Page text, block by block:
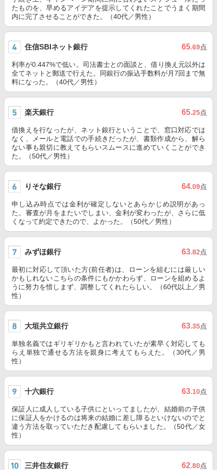
たものを、早めるアイデアを提示してくれたことでうまく期間
内に完了させることができた。（40代／男性）
住信SBIネット銀行 65.69点
利率が0.447%で低い。司法書士との面談と、借り換え元以外は
全てネットと郵送で行えた。同銀行の振込手数料が月7回まで無
料になった。（40代／男性）
楽天銀行 65.25点
借換えを行なったが、ネット銀行ということで、窓口対応では
なく、メールと電話での手続きだったが、書類作成から、解ら
ない事も親切に教えてもらいスムースに進めていくことができ
た。（50代／男性）
りそな銀行 64.09点
申し込み時点では金利が確定しないとあらかじめ説明があっ
た。審査が月をまたいでしまい、金利が変わったが、さらに低
くなって約定できたので、よかった。（50代／男性）
みずほ銀行 63.82点
最初に対応して頂いた方(前任者)は、ローンを組むには厳しい
かもしれないこちらの条件にもかかわらず、ローンを組めるよ
うに努力を惜しまず、調整してくれたらしい。（60代以上／男
性）
大垣共立銀行 63.35点
単独名義ではギリギリかもと言われていたが素早く対応しても
らえ単独で通せる方法を親身に考えてもらえた。（30代／男
性）
十六銀行 63.10点
保証人に成人している子供にといってましたが、結婚前の子供
に保証人をかけるのは将来の結婚に差し障るといけないのでと
違う方法を取っていただき配慮してもらいました。（50代／女
性）
三井住友銀行 62.80点